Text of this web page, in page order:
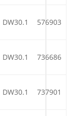
DW30.1 576903
DW30.1 736686
DW30.1 737901